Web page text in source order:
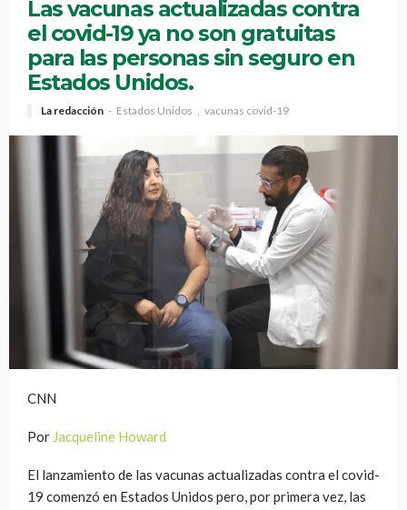
Las vacunas actualizadas contra
el covid-19 ya no son gratuitas
para las personas sin seguro en
Estados Unidos.
La redacción Estados Unidos vacunas covid-19
CNN
Por Jacqueline Howard
El lanzamiento de las vacunas actualizadas contra el covid-
19 comenzó en Estados Unidos pero, por primera vez, las